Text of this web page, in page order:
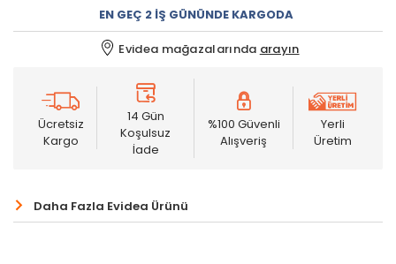
EN GEÇ 2 İŞ GÜNÜNDE KARGODA
Evidea mağazalarında arayın
Ücretsiz
Kargo
14 Gün
Koşulsuz
İade
%100 Güvenli
Alışveriş
Yerli
Üretim
Daha Fazla Evidea Ürünü